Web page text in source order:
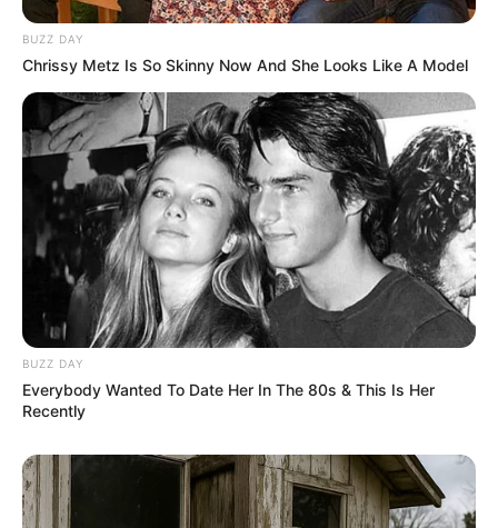
BUZZ DAY
Chrissy Metz Is So Skinny Now And She Looks Like A Model
BUZZ DAY
Everybody Wanted To Date Her In The 80s & This Is Her
Recently